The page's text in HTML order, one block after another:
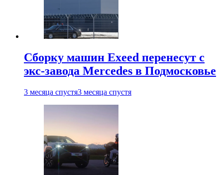
Сборку машин Exeed перенесут с
экс-завода Mercedes в Подмосковье
3 месяца спустя3 месяца спустя